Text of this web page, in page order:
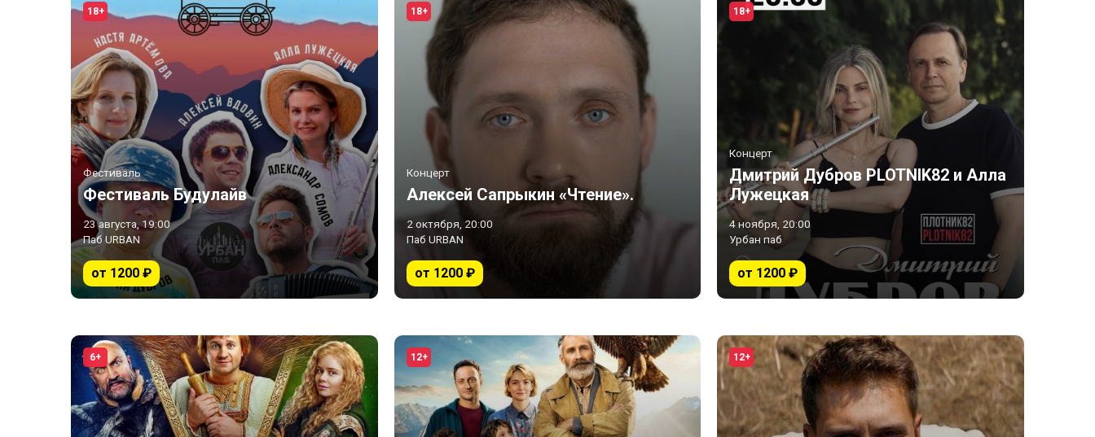
18+
Фестиваль
Фестиваль Будулайв
23 августа, 19:00
Паб URBAN
от 1200 ₽
18+
Концерт
Алексей Сапрыкин «Чтение».
2 октября, 20:00
Паб URBAN
от 1200 ₽
18+
Концерт
Дмитрий Дубров PLOTNIK82 и Алла
Лужецкая
4 ноября, 20:00
Урбан паб
от 1200 ₽
6+ 12+ 12+